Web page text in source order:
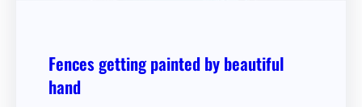
Fences getting painted by beautiful
hand